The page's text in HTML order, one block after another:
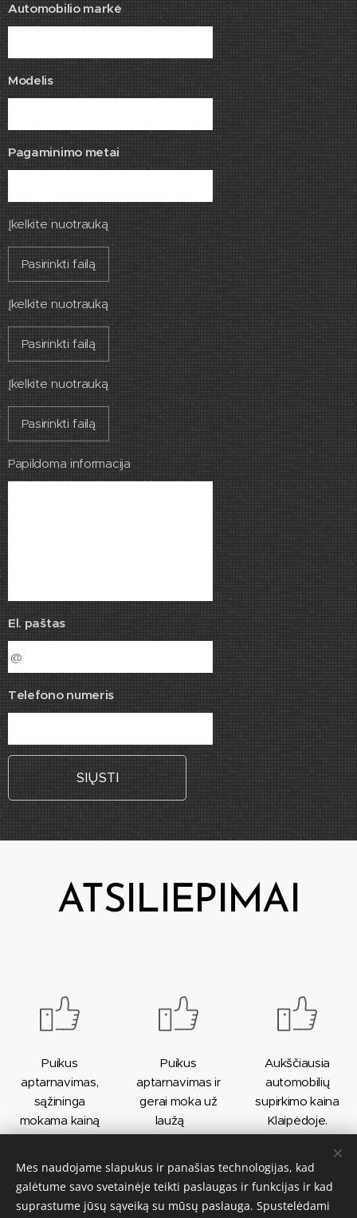
Automobilio markė
Modelis
Pagaminimo metai
Įkelkite nuotrauką
Pasirinkti failą
Įkelkite nuotrauką
Pasirinkti failą
Įkelkite nuotrauką
Pasirinkti failą
Papildoma informacija
El. paštas
Telefono numeris
SIŲSTI
ATSILIEPIMAI
Puikus
aptarnavimas,
sąžininga
mokama kainą
už automobilį.
Dainius
Puikus
aptarnavimas ir
gerai moka už
laužą 😉
Virketis
Aukščiausia
automobilių
supirkimo kaina
Klaipėdoje.
Mes naudojame slapukus ir panašias technologijas, kad
galėtume savo svetainėje teikti paslaugas ir funkcijas ir kad
suprastume jūsų sąveiką su mūsų paslauga. Spustelėdami